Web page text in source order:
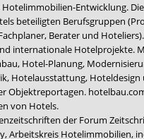
Entwicklung.
beteiligten Berufsgruppen
Berater und
internationale Hotelprojekte.
Hotel-Planung,
Hotelausstattung,
Objektreportagen.
von Hotels.
der Forum
,Arbeitskreis Hotelimmobilien,